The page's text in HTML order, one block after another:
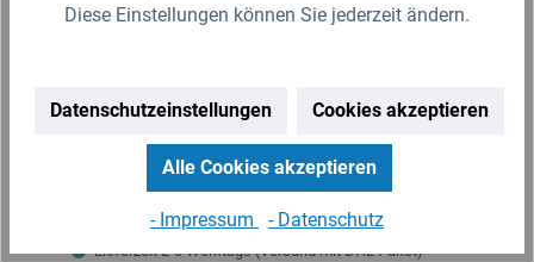
Der Mini-Kunststoffklappenhahn besitzt an beiden
Ab 2,19 €*
Lieferzeit 2-3 Werktage (Versand mit DHL Paket)
Diese Einstellungen können Sie jederzeit ändern.
Datenschutzeinstellungen Cookies akzeptieren
Alle Cookies akzeptieren
- Impressum - Datenschutz